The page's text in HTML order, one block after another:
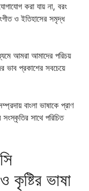
করা যায় না, বরং
ও ইতিহাসের সমৃদ্ধ
আমরা আমাদের পরিচয়
ভাব প্রকাশের সবচেয়ে
বাংলা ভাষাকে প্রাণ
সংস্কৃতির সাথে পরিচিত
ভাষা